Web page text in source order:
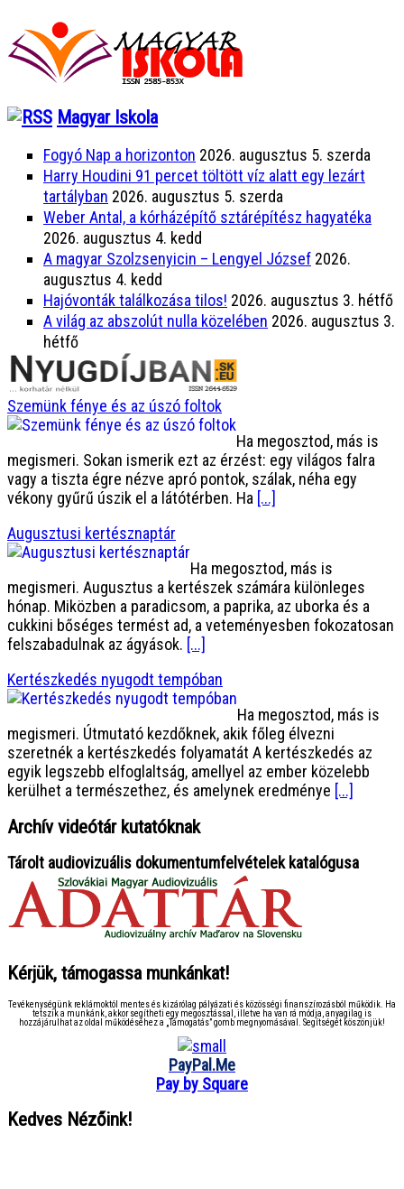
Magyar Iskola
Fogyó Nap a horizonton 2026. augusztus 5. szerda
Harry Houdini 91 percet töltött víz alatt egy lezárt
tartályban 2026. augusztus 5. szerda
Weber Antal, a kórházépítő sztárépítész hagyatéka
2026. augusztus 4. kedd
A magyar Szolzsenyicin – Lengyel József 2026.
augusztus 4. kedd
Hajóvonták találkozása tilos! 2026. augusztus 3. hétfő
A világ az abszolút nulla közelében 2026. augusztus 3.
hétfő
Szemünk fénye és az úszó foltok
Ha megosztod, más is
megismeri. Sokan ismerik ezt az érzést: egy világos falra
vagy a tiszta égre nézve apró pontok, szálak, néha egy
vékony gyűrű úszik el a látótérben. Ha [...]
Augusztusi kertésznaptár
Ha megosztod, más is
megismeri. Augusztus a kertészek számára különleges
hónap. Miközben a paradicsom, a paprika, az uborka és a
cukkini bőséges termést ad, a veteményesben fokozatosan
felszabadulnak az ágyások. [...]
Kertészkedés nyugodt tempóban
Ha megosztod, más is
megismeri. Útmutató kezdőknek, akik főleg élvezni
szeretnék a kertészkedés folyamatát A kertészkedés az
egyik legszebb elfoglaltság, amellyel az ember közelebb
kerülhet a természethez, és amelynek eredménye [...]
Archív videótár kutatóknak
Tárolt audiovizuális dokumentumfelvételek katalógusa
Kérjük, támogassa munkánkat!
Tevékenységünk reklámoktól mentes és kizárólag pályázati és közösségi finanszírozásból működik. Ha
tetszik a munkánk, akkor segítheti egy megosztással, illetve ha van rá módja, anyagilag is
hozzájárulhat az oldal működéséhez a „Támogatás” gomb megnyomásával. Segítségét köszönjük!
PayPal.Me
Pay by Square
Kedves Nézőink!